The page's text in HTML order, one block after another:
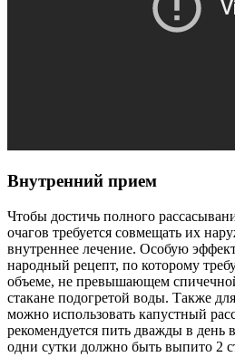
Внутренний прием
Чтобы достичь полного
очагов требуется совмещать их
внутреннее лечение. Особую
народный рецепт, по которому
объеме, не превышающем
стакане подогретой воды. Также
можно использовать капустный
рекомендуется пить дважды в день
одни сутки должно быть выпито 2